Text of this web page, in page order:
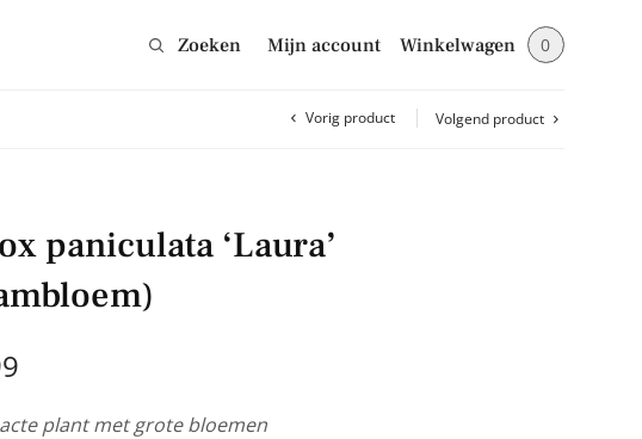
Zoeken Mijn account Winkelwagen 0
Vorig product Volgend product
paniculata ‘Laura’
plant met grote bloemen
tips & weetjes en blijf op de